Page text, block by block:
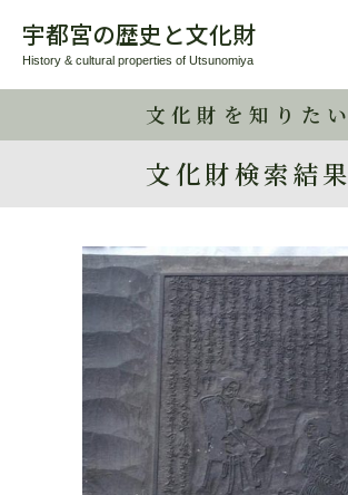
宇都宮の歴史と文化財
History & cultural properties of Utsunomiya
文化財を知りたい
文化財検索結果